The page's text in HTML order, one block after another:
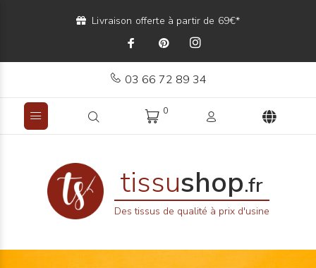
Livraison offerte à partir de 69€*
03 66 72 89 34
0
tissushop.fr
Des tissus de qualité à prix d'usine